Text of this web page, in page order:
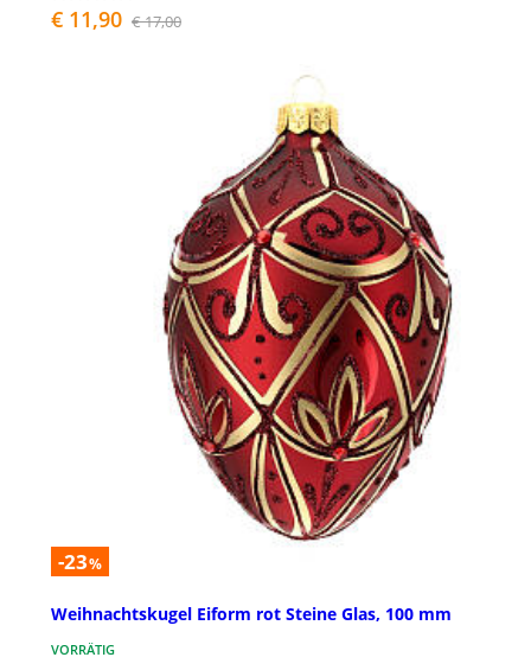
€ 11,90 € 17,00
-23%
Weihnachtskugel Eiform rot Steine Glas, 100 mm
VORRÄTIG